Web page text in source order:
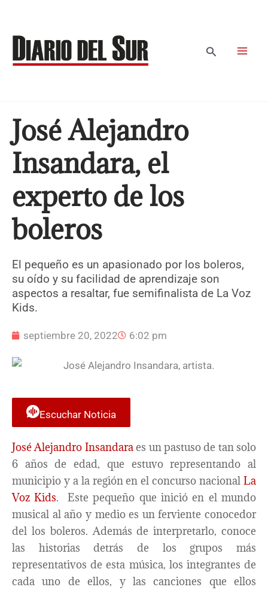
contenido
Buscar
José Alejandro
Insandara, el
experto de los
boleros
El pequeño es un apasionado por los boleros,
su oído y su facilidad de aprendizaje son
aspectos a resaltar, fue semifinalista de La Voz
Kids.
septiembre 20, 2022 6:02 pm
Escuchar Noticia
José Alejandro Insandara es un pastuso de tan solo
6 años de edad, que estuvo representando al
municipio y a la región en el concurso nacional La
Voz Kids. Este pequeño que inició en el mundo
musical al año y medio es un ferviente conocedor
del los boleros. Además de interpretarlo, conoce
las historias detrás de los grupos más
representativos de esta música, los integrantes de
cada uno de ellos, y las canciones que ellos